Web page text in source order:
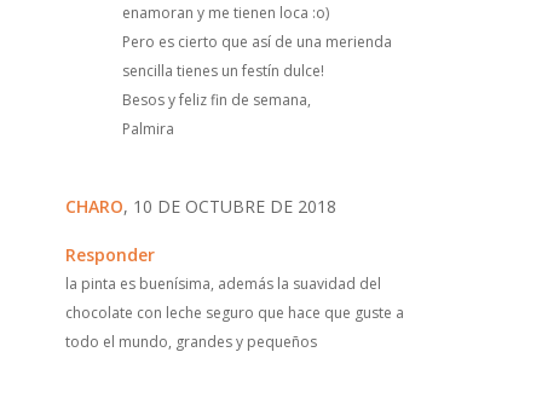
enamoran y me tienen loca :o)
Pero es cierto que así de una merienda
sencilla tienes un festín dulce!
Besos y feliz fin de semana,
Palmira
CHARO, 10 DE OCTUBRE DE 2018
Responder
la pinta es buenísima, además la suavidad del
chocolate con leche seguro que hace que guste a
todo el mundo, grandes y pequeños